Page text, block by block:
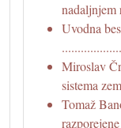
nadaljnjem
Uvodna
Miroslav
sistema
Tomaž